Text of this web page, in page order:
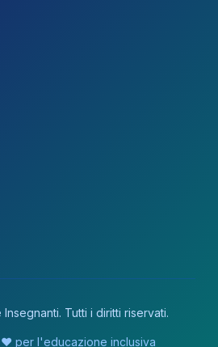
Tutti i diritti riservati.
per l'educazione inclusiva